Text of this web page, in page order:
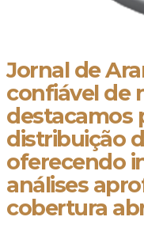
Jornal de
confiável de
destacamos
distribuição
oferecendo
análises
cobertura